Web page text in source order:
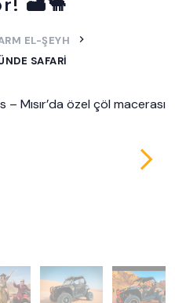
EL-ŞEYH
SAFARI